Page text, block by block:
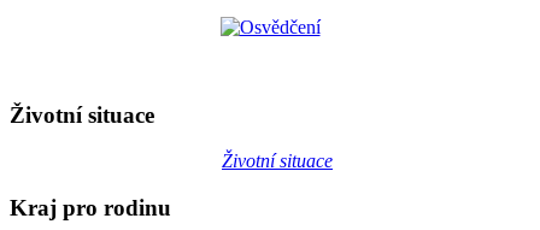
Životní situace
Životní situace
Kraj pro rodinu